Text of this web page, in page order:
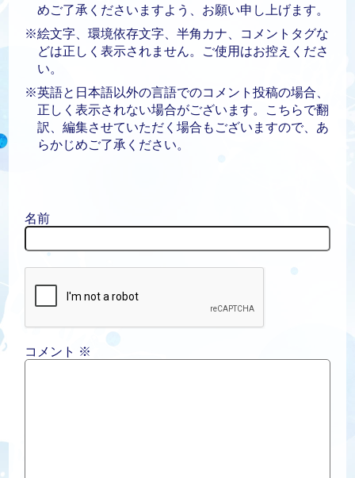
めご了承くださいますよう、お願い申し上げます。
※絵文字、環境依存文字、半角カナ、コメントタグな
どは正しく表示されません。ご使用はお控えくださ
い。
※英語と日本語以外の言語でのコメント投稿の場合、
正しく表示されない場合がございます。こちらで翻
訳、編集させていただく場合もございますので、あ
らかじめご了承ください。
名前
コメント ※